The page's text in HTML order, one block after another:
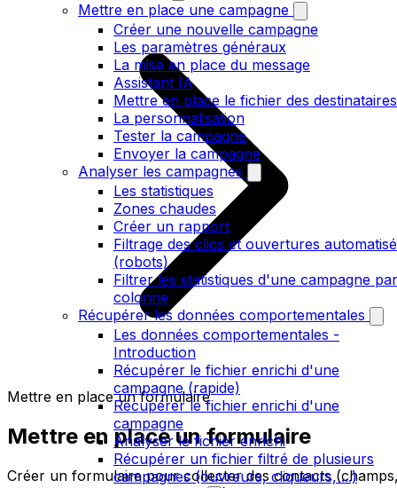
Mettre en place une campagne
Créer une nouvelle campagne
Les paramètres généraux
La mise en place du message
Assistant IA
Mettre en place le fichier des destinataires
La personnalisation
Tester la campagne
Envoyer la campagne
Analyser les campagnes
Les statistiques
Zones chaudes
Créer un rapport
Filtrage des clics et ouvertures
(robots)
Filtrer les statistiques d'une campagne par
colonne
Récupérer les données comportementales
Les données comportementales -
Introduction
Récupérer le fichier enrichi d'une
campagne (rapide)
Récupérer le fichier enrichi d'une
campagne
Analyser le fichier enrichi
Récupérer un fichier filtré de plusieurs
campagnes (ouvreurs, cliqueurs, ...)
Mettre en place un formulaire
Mettre en place un formulaire
Créer un formulaire pour collecter des contacts